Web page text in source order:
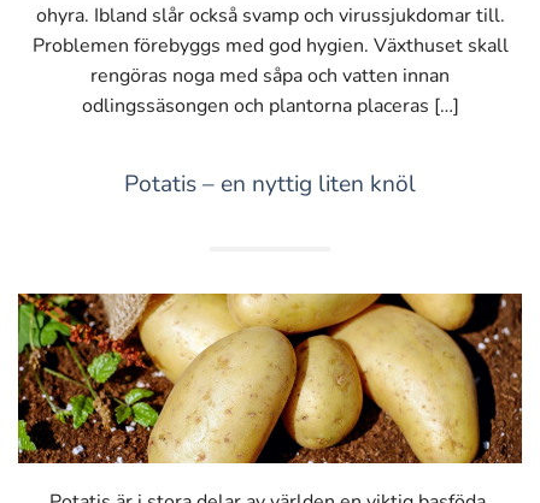
ohyra. Ibland slår också svamp och virussjukdomar till.
Problemen förebyggs med god hygien. Växthuset skall
rengöras noga med såpa och vatten innan
odlingssäsongen och plantorna placeras […]
Potatis – en nyttig liten knöl